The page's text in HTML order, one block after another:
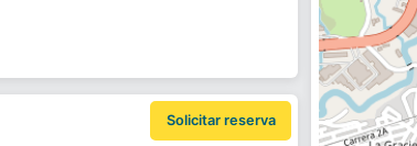
Solicitar reserva